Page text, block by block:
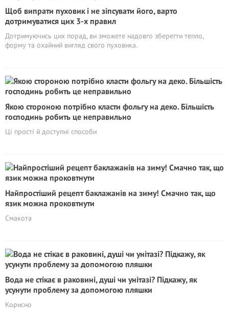
Щоб випрати пуховик і не зіпсувати його, варто
дотримуватися цих 3-х правил
Дотримуючись цих порад, ви зможете надовго зберегти тепло,
форму та охайний вигляд свого пуховика.
Якою стороною потрібно класти фольгу на деко. Більшість
господинь робить це неправильно
Ці прості й доступні способи
Найпростіший рецепт баклажанів на зиму! Смачно так, що
язик можна проковтнути
Смакота
Вода не стікає в раковині, душі чи унітазі? Підкажу, як
усунути проблему за допомогою пляшки
Корисно